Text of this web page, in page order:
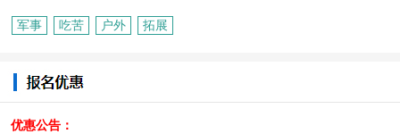
军事 吃苦 户外 拓展
优惠公告：